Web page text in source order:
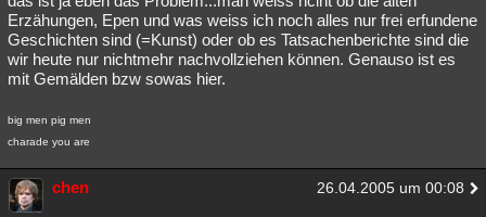
Erzähungen, Epen und was weiss ich noch alles nur frei erfundene
Geschichten sind (=Kunst) oder ob es Tatsachenberichte sind die
wir heute nur nichtmehr nachvollziehen können. Genauso ist es
mit Gemälden bzw sowas hier.
big men pig men
charade you are
chen 26.04.2005 um 00:08